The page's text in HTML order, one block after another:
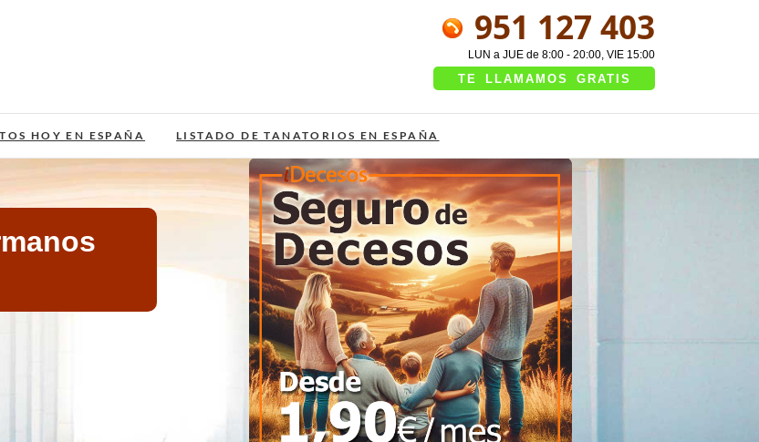
951 127 403
LUN a JUE de 8:00 - 20:00, VIE 15:00
TE LLAMAMOS GRATIS
HOY EN ESPAÑA LISTADO DE TANATORIOS EN ESPAÑA